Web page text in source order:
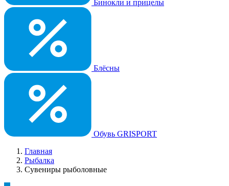
Бинокли и прицелы
Блёсны
Обувь GRISPORT
Главная
Рыбалка
Сувениры рыболовные